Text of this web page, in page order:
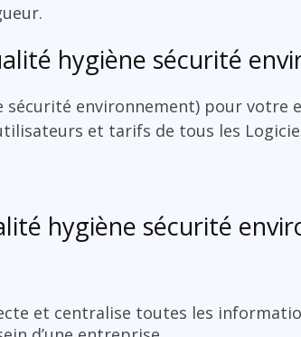
hygiène sécurité
sécurité environnement) pour votre
et tarifs de tous les
hygiène sécurité
et centralise toutes les